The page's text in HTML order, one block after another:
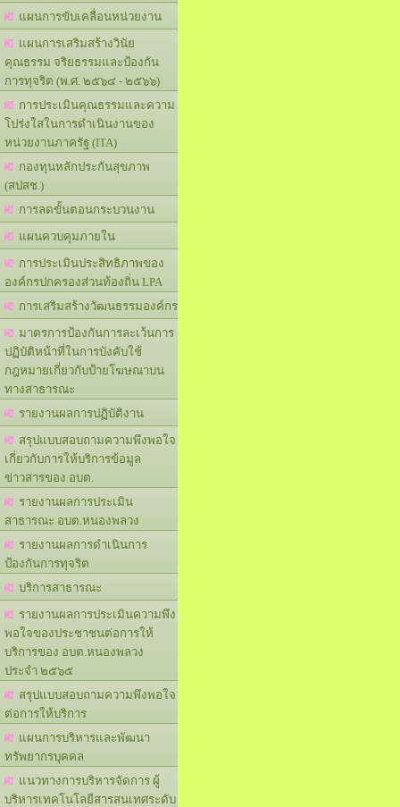
แผนการขับเคลื่อนหน่วยงาน
แผนการเสริมสร้างวินัย
คุณธรรม จริยธรรมและป้องกัน
การทุจริต (พ.ศ. ๒๕๖๔ - ๒๕๖๖)
การประเมินคุณธรรมและความ
โปร่งใสในการดำเนินงานของ
หน่วยงานภาครัฐ (ITA)
กองทุนหลักประกันสุขภาพ
(สปสช.)
การลดขั้นตอนกระบวนงาน
แผนควบคุมภายใน
การประเมินประสิทธิภาพของ
องค์กรปกครองส่วนท้องถิ่น LPA
การเสริมสร้างวัฒนธรรมองค์กร
มาตรการป้องกันการละเว้นการ
ปฏิบัติหน้าที่ในการบังคับใช้
กฎหมายเกี่ยวกับป้ายโฆษณาบน
ทางสาธารณะ
รายงานผลการปฏิบัติงาน
สรุปแบบสอบถามความพึงพอใจ
เกี่ยวกับการให้บริการข้อมูล
ข่าวสารของ อบต.
รายงานผลการประเมิน
สาธารณะ อบต.หนองพลวง
รายงานผลการดำเนินการ
ป้องกันการทุจริต
บริการสาธารณะ
รายงานผลการประเมินความพึง
พอใจของประชาชนต่อการให้
บริการของ อบต.หนองพลวง
ประจำ ๒๕๖๕
สรุปแบบสอบถามความพึงพอใจ
ต่อการให้บริการ
แผนการบริหารและพัฒนา
ทรัพยากรบุคคล
แนวทางการบริหารจัดการ ผู้
บริหารเทคโนโลยีสารสนเทศระดับ